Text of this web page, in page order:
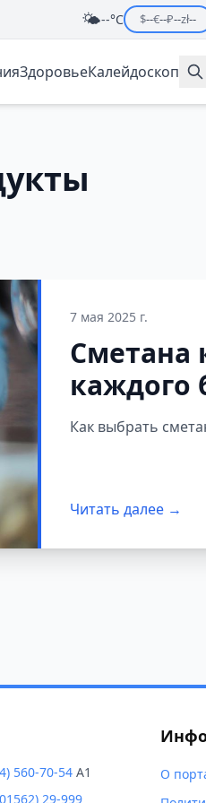
🌤️--°C $--€--₽--zł--
ЗдоровьеКалейдоскоп
7 мая 2025 г.
Сметана
каждого
Как выбрать
Читать далее →
560-70-54A1
29-999
О